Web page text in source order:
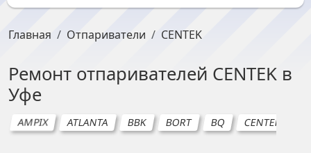
Главная Отпариватели CENTEK
Ремонт отпаривателей CENTEK в
Уфе
AMPIX ATLANTA BBK BORT BQ CENTEK